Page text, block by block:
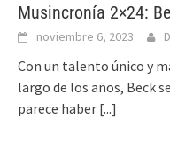
Musincronía 2×24:
noviembre 6, 2023
Con un talento único y
largo de los años, Beck
parece haber [...]